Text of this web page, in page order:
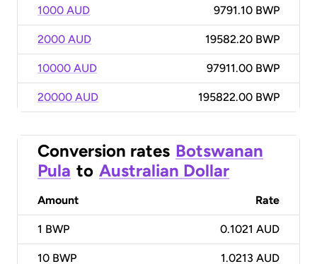
1000 AUD 9791.10 BWP
2000 AUD 19582.20 BWP
10000 AUD 97911.00 BWP
20000 AUD 195822.00 BWP
Conversion rates Botswanan
Pula to Australian Dollar
Amount Rate
1 BWP 0.1021 AUD
10 BWP 1.0213 AUD